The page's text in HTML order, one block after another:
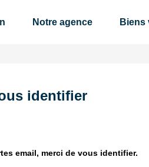
Notre agence Biens
identifier
email, merci de vous identifier.